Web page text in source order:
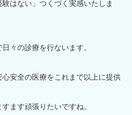
験はない」つくづく実感いたしま
々の診療を行ないます。
安全の医療をこれまで以上に提供
ます頑張りたいですね。